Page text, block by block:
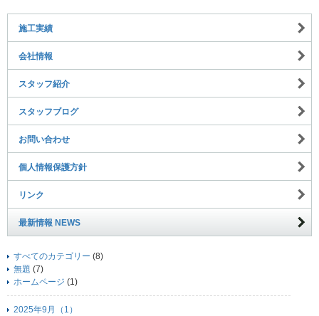
施工実績
会社情報
スタッフ紹介
スタッフブログ
お問い合わせ
個人情報保護方針
リンク
最新情報 NEWS
すべてのカテゴリー (8)
無題 (7)
ホームページ (1)
2025年9月（1）